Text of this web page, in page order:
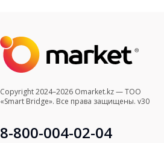
Copyright 2024–2026 Omarket.kz — ТОО
«Smart Bridge». Все права защищены. v30
8-800-004-02-04